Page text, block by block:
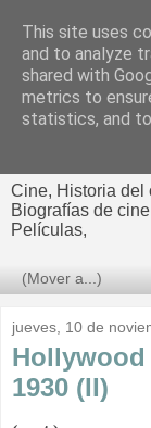
El
Cine, Historia del
Biografías de
Películas,
jueves, 10 de
1930 (II)
This site uses
and to analyze
shared with
metrics to
statistics, and